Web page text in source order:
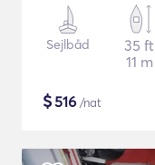
Sejlbåd
35 ft
11 m
$516 /nat